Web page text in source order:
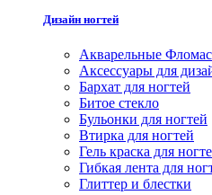
Дизайн ногтей
Акварельные
Аксессуары для
Бархат для ногтей
Битое стекло
Бульонки для ногтей
Втирка для ногтей
Гель краска для
Гибкая лента для
Глиттер и блестки